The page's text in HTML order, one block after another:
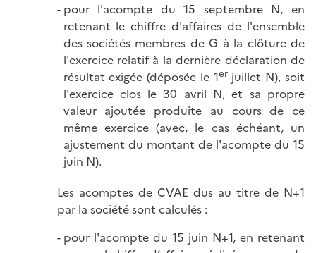
pour l'acompte du 15 septembre N, en
retenant le chiffre d'affaires de l'ensemble
des sociétés membres de G à la clôture de
l'exercice relatif à la dernière déclaration de
résultat exigée (déposée le 1erjuillet N), soit
l'exercice clos le 30 avril N, et sa propre
valeur ajoutée produite au cours de ce
même exercice (avec, le cas échéant, un
ajustement du montant de l'acompte du 15
juin N).
Les acomptes de CVAE dus au titre de N+1
par la société sont calculés :
pour l'acompte du 15 juin N+1, en retenant